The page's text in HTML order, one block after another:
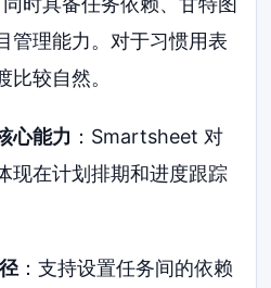
管理能力。对于习惯用表
比较自然。
心能力 ：Smartsheet 对
现在计划排期和进度跟踪
：支持设置任务间的依赖